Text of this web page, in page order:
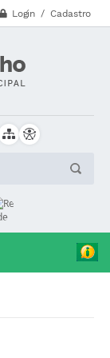
Login / Cadastro